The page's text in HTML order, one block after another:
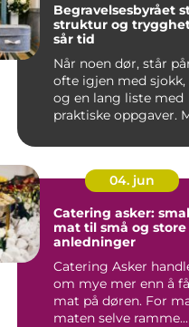
Begravelsesbyrået støtte,
struktur og
sår tid
Når noen dør, står
ofte igjen med sjokk,
og en lang liste med
praktiske oppgaver.
04. jun
Catering asker:
mat til små og store
anledninger
Catering Asker
om mye mer enn å
mat på døren. For
maten selve ramme...